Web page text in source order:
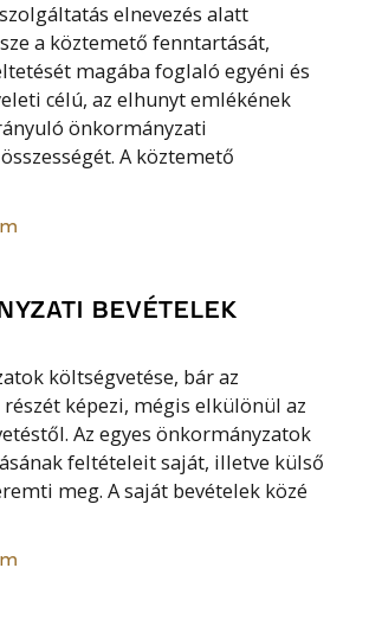
elnevezés alatt
a köztemető fenntartását,
magába foglaló egyéni és
célú, az elhunyt emlékének
önkormányzati
A köztemető
BEVÉTELEK
költségvetése, bár az
képezi, mégis elkülönül az
Az egyes önkormányzatok
feltételeit saját, illetve külső
meg. A saját bevételek közé